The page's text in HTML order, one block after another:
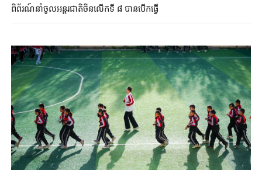
ពិព័រណ៍នាំចូលអន្តរជាតិចិនលើកទី ៨ បាន​បើកធ្វើ​